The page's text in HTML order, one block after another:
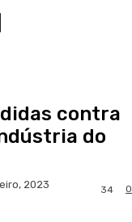
contra
do
2023 0
34